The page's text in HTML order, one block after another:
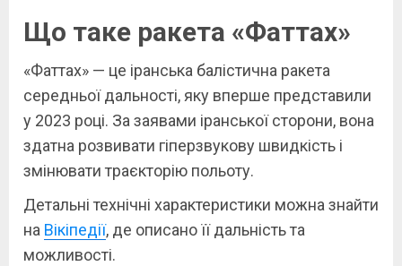
Що таке ракета «Фаттах»
«Фаттах» — це іранська балістична ракета
середньої дальності, яку вперше представили
у 2023 році. За заявами іранської сторони, вона
здатна розвивати гіперзвукову швидкість і
змінювати траєкторію польоту.
Детальні технічні характеристики можна знайти
на Вікіпедії, де описано її дальність та
можливості.